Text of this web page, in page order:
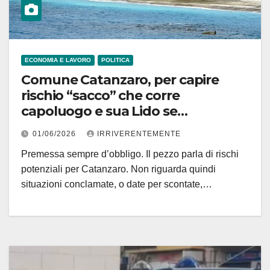
ECONOMIA E LAVORO POLITICA
Comune Catanzaro, per capire
rischio “sacco” che corre
capoluogo e sua Lido se
amministratori non saranno
rigorosissimi ecco scenario in Italia
60 anni fa tra cemento, politica e
consenso!
01/06/2026 IRRIVERENTEMENTE
Premessa sempre d’obbligo. Il pezzo parla di rischi
potenziali per Catanzaro. Non riguarda quindi
situazioni conclamate, o date per scontate,…